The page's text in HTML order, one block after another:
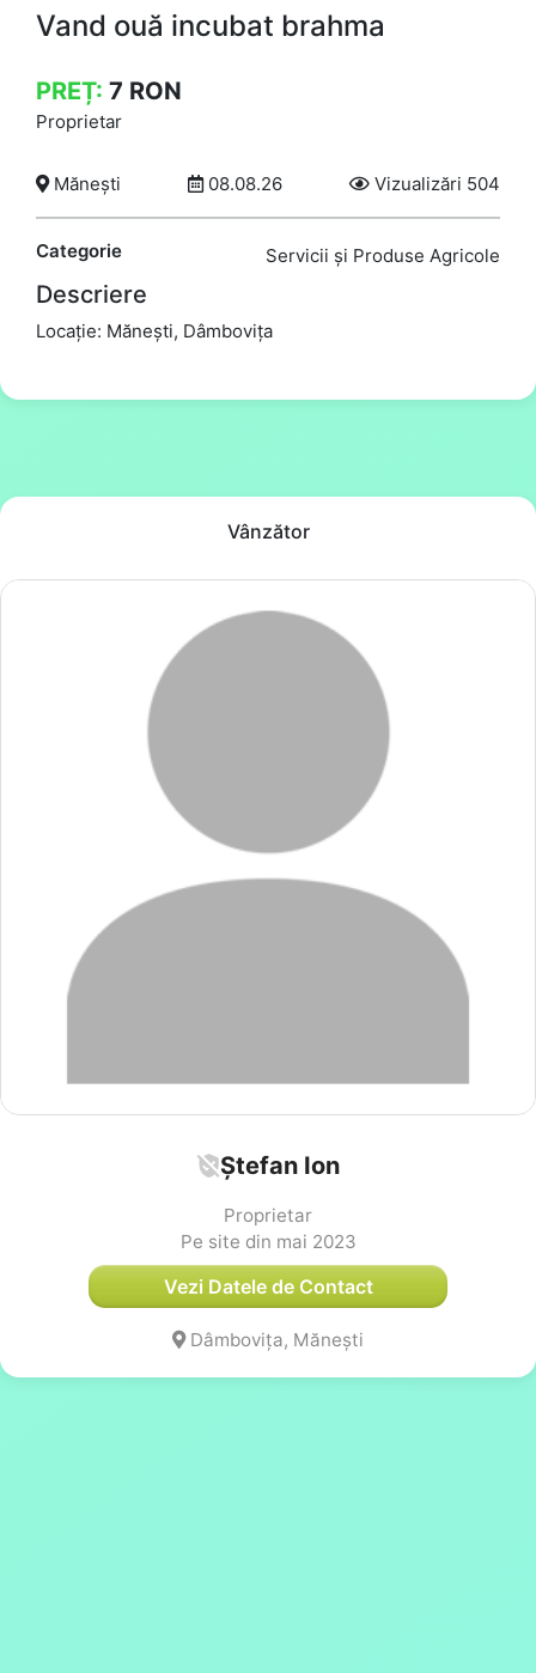
Vand ouă incubat brahma
PREȚ: 7 RON
Proprietar
Mănești 08.08.26 Vizualizări 504
Categorie Servicii și Produse Agricole
Descriere
Locație: Mănești, Dâmbovița
Vânzător
Ștefan Ion
Proprietar
Pe site din mai 2023
Vezi Datele de Contact
Dâmbovița, Mănești